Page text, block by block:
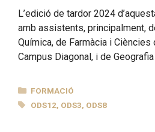
L’edició de tardor 2024
amb assistents, principalment,
Química, de Farmàcia i Ciències
Campus Diagonal, i de
CATEGORIES
FORMACIÓ
ETIQUETES
ODS12, ODS3, ODS8